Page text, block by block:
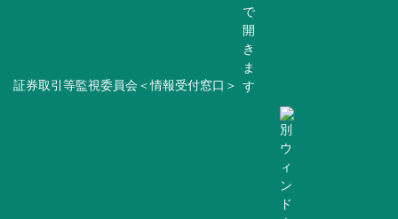
証券取引等監視委員会＜情報受付窓口＞